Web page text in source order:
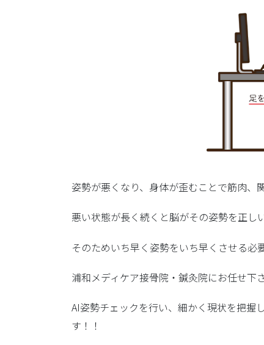
姿勢が悪くなり、身体が歪むことで筋肉、
悪い状態が長く続くと脳がその姿勢を正し
そのためいち早く姿勢をいち早くさせる必
浦和メディケア接骨院・鍼灸院にお任せ下
AI姿勢チェックを行い、細かく現状を把握
す！！